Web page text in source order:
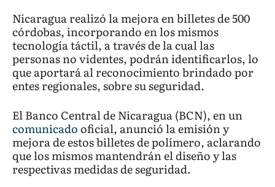
Nicaragua realizó la mejora en billetes de 500
córdobas, incorporando en los mismos
tecnología táctil, a través de la cual las
personas no videntes, podrán identificarlos, lo
que aportará al reconocimiento brindado por
entes regionales, sobre su seguridad.
El Banco Central de Nicaragua (BCN), en un
comunicadooficial, anunció la emisión y
mejora de estos billetes de polímero, aclarando
que los mismos mantendrán el diseño y las
respectivas medidas de seguridad.